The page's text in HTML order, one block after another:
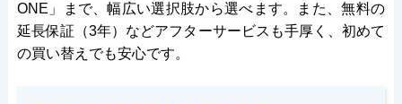
ONE」まで、幅広い選択肢から選べます。また、無料の
延長保証（3年）などアフターサービスも手厚く、初めて
の買い替えでも安心です。